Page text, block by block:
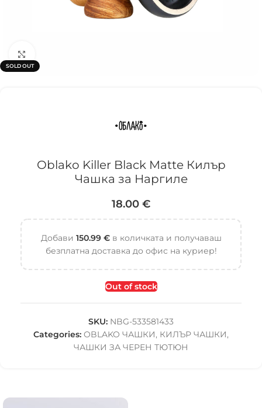
SOLD OUT
Oblako Killer Black Matte Килър
Чашка за Наргиле
18.00 €
Добави 150.99 €в количката и получаваш
безплатна доставка до офис на куриер!
Out of stock
SKU: NBG-533581433
Categories: OBLAKO ЧАШКИ, КИЛЪР ЧАШКИ,
ЧАШКИ ЗА ЧЕРЕН ТЮТЮН